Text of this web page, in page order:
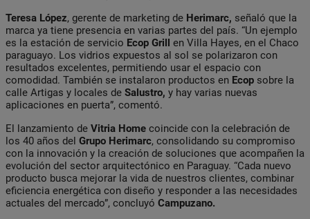
Teresa López, gerente de marketing de Herimarc, señaló que la
marca ya tiene presencia en varias partes del país. “Un ejemplo
es la estación de servicio Ecop Grill en Villa Hayes, en el Chaco
paraguayo. Los vidrios expuestos al sol se polarizaron con
resultados excelentes, permitiendo usar el espacio con
comodidad. También se instalaron productos en Ecop sobre la
calle Artigas y locales de Salustro, y hay varias nuevas
aplicaciones en puerta”, comentó.
El lanzamiento de Vitria Home coincide con la celebración de
los 40 años del Grupo Herimarc, consolidando su compromiso
con la innovación y la creación de soluciones que acompañen la
evolución del sector arquitectónico en Paraguay. “Cada nuevo
producto busca mejorar la vida de nuestros clientes, combinar
eficiencia energética con diseño y responder a las necesidades
actuales del mercado”, concluyó Campuzano.